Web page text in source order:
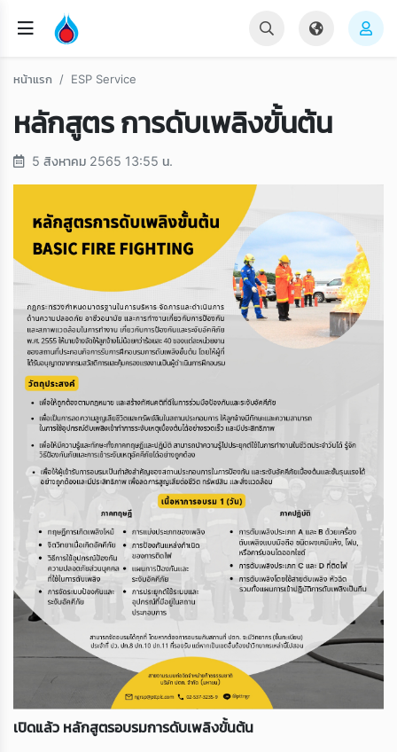
หน้าแรก ESP Service
หลักสูตร การดับเพลิงขั้นต้น
5 สิงหาคม 2565 13:55 น.
เปิดแล้ว หลักสูตรอบรมการดับเพลิงขั้นต้น